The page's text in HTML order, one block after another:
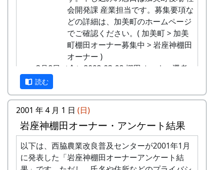
脱穀と収穫祭
１０月下旬
ソバ収穫（自由参加）
１２月中旬
わら細工教室、もちつき
１月下旬
蕎麦の刈取り。脱穀は次の日曜日
に。
10月31日（日）2004-10-31 蕎麦の脱穀
○ 蕎麦の脱穀
刈取った蕎麦をスレッシャーにかけ
11月7日（日）2004-11-07 蕎麦脱穀予備日
○ 予備日
例年、蕎麦の収穫作業は、天候に左
右されて予定どおりに実施できない
場合が多くあります。そのための予
備日です。
11月21日（日）2004-11-21 蕎麦の選別、出
入賞作品は『岩座神・棚田の里の風景』
カレンダーに採用します。
〒679-1205 兵庫県多可郡加美町岩座神
岩座神棚田の里づくり委員会事務局
賞品は岩座神の農産物です。
最優秀賞 1点 岩座神産コシヒカリ 60kg
優秀賞 5点 岩座神産コシヒカリ 20kg
入賞 数点 岩座神そば等
主催・後援
主催
加美町の特産品がもらえます（1万円相
地元の新鮮な野菜を購入できます。
加美町の広報紙が毎月送られてきます。
田植え、稲刈り時のイベントに参加できま
加美町の祭などにもご参加ください。
オーナーの義務
米づくりが始まる4月末までに会費を支払っ
ていただきます。
田んぼに入って米をつくること。
自然とまじめにつきあうこと（天災などで不
作になっても文句を言わないこと）。
岩座神の住人や他のオーナーと積極的にコミ
4月20日（日）2003-04-20 棚田オーナー対面
★ 棚田オーナー対面式
棚田オーナー（都会から米を作りに
来る人たち）と棚田保存会（岩座神
の住人）の初顔合わせ。お互いの自
画の抽選が行なわれる。
5月18日（日）2003-05-18 棚田オーナー田植
え祭
★ 棚田オーナー田植え祭
水田に入って、苗を手で植える。
6月15日（日）2003-06-15 棚田オーナー草刈
会開発課 産業担当です。募集要項な
どの詳細は、加美町のホームページ
でご確認ください。( 加美町 > 加美
町棚田オーナー募集中 > 岩座神棚田
オーナー )
3月8日（金）2002-03-08 棚田オーナー選考
会
棚田オーナー選考会
4月21日（日）2002-04-21 棚田オーナー対面
式
棚田オーナー対面式
棚田オーナー（都会から米を作りに
来る人たち）と棚田保存会（岩座神
の住人）の初顔合わせ。お互いの自
読む
2001 年 4 月 1 日 (日)
岩座神棚田オーナー・アンケート結果
以下は、西脇農業改良普及センターが2001年1月
に発表した「岩座神棚田オーナーアンケート結